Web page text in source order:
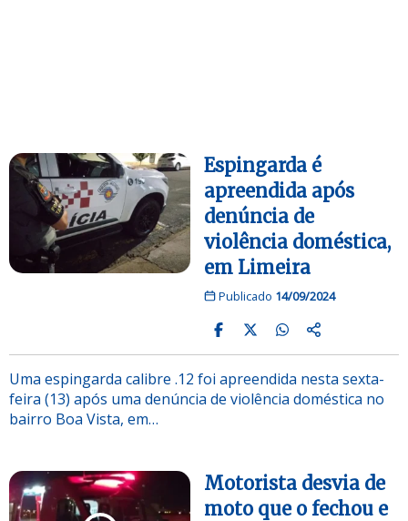
Espingarda é
apreendida após
denúncia de
violência doméstica,
em Limeira
Publicado 14/09/2024
Uma espingarda calibre .12 foi apreendida nesta sexta-
feira (13) após uma denúncia de violência doméstica no
bairro Boa Vista, em…
Motorista desvia de
moto que o fechou e